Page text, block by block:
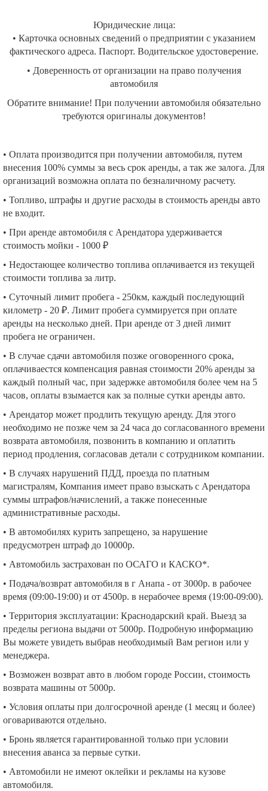
Юридические лица:
• Карточка основных сведений о предприятии с указанием
фактического адреса. Паспорт. Водительское удостоверение.
• Доверенность от организации на право получения
автомобиля
Обратите внимание! При получении автомобиля обязательно
требуются оригиналы документов!
• Оплата производится при получении автомобиля, путем
внесения 100% суммы за весь срок аренды, а так же залога. Для
организаций возможна оплата по безналичному расчету.
• Топливо, штрафы и другие расходы в стоимость аренды авто
не входит.
• При аренде автомобиля с Арендатора удерживается
стоимость мойки - 1000 ₽
• Недостающее количество топлива оплачивается из текущей
стоимости топлива за литр.
• Суточный лимит пробега - 250км, каждый последующий
километр - 20 ₽. Лимит пробега суммируется при оплате
аренды на несколько дней. При аренде от 3 дней лимит
пробега не ограничен.
• В случае сдачи автомобиля позже оговоренного срока,
оплачиваестся компенсация равная стоимости 20% аренды за
каждый полный час, при задержке автомобиля более чем на 5
часов, оплаты взымается как за полные сутки аренды авто.
• Арендатор может продлить текущую аренду. Для этого
необходимо не позже чем за 24 часа до согласованного времени
возврата автомобиля, позвонить в компанию и оплатить
период продления, согласовав детали с сотрудником компании.
• В случаях нарушений ПДД, проезда по платным
магистралям, Компания имеет право взыскать с Арендатора
суммы штрафов/начислений, а также понесенные
административные расходы.
• В автомобилях курить запрещено, за нарушение
предусмотрен штраф до 10000р.
• Автомобиль застрахован по ОСАГО и КАСКО*.
• Подача/возврат автомобиля в г Анапа - от 3000р. в рабочее
время (09:00-19:00) и от 4500р. в нерабочее время (19:00-09:00).
• Территория эксплуатации: Краснодарский край. Выезд за
пределы региона выдачи от 5000р. Подробную информацию
Вы можете увидеть выбрав необходимый Вам регион или у
менеджера.
• Возможен возврат авто в любом городе России, стоимость
возврата машины от 5000р.
• Условия оплаты при долгосрочной аренде (1 месяц и более)
оговариваются отдельно.
• Бронь является гарантированной только при условии
внесения аванса за первые сутки.
• Автомобили не имеют оклейки и рекламы на кузове
автомобиля.